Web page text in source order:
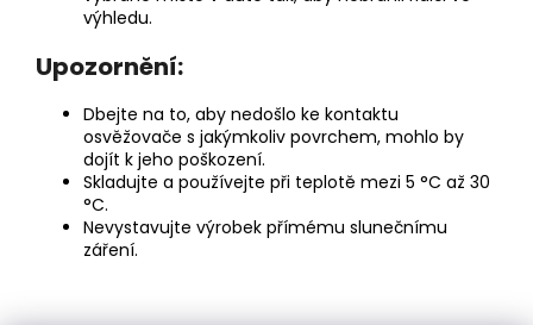
výhledu.
Upozornění:
Dbejte na to, aby nedošlo ke kontaktu
osvěžovače s jakýmkoliv povrchem, mohlo by
dojít k jeho poškození.
Skladujte a používejte při teplotě mezi 5 °C až 30
°C.
Nevystavujte výrobek přímému slunečnímu
záření.